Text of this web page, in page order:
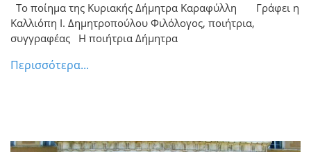
Το ποίημα της Κυριακής Δήμητρα Καραφύλλη Γράφει η
Καλλιόπη Ι. Δημητροπούλου Φιλόλογος, ποιήτρια,
συγγραφέας Η ποιήτρια Δήμητρα
Περισσότερα...